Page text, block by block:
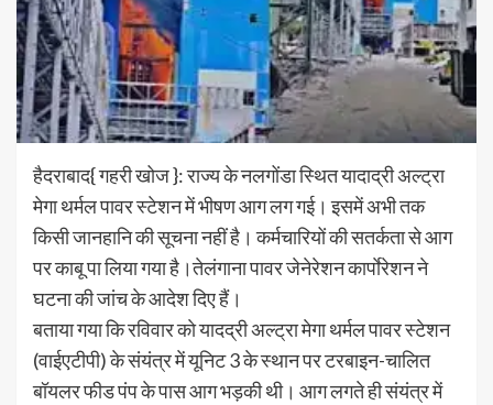
हैदराबाद{ गहरी खोज }: राज्य के नलगोंडा स्थित यादाद्री अल्ट्रा
मेगा थर्मल पावर स्टेशन में भीषण आग लग गई। इसमें अभी तक
किसी जानहानि की सूचना नहीं है। कर्मचारियों की सतर्कता से आग
पर काबू पा लिया गया है।तेलंगाना पावर जेनेरेशन कार्पाेरेशन ने
घटना की जांच के आदेश दिए हैं।
बताया गया कि रविवार काे यादद्री अल्ट्रा मेगा थर्मल पावर स्टेशन
(वाईएटीपी) के संयंत्र में यूनिट 3 के स्थान पर टरबाइन-चालित
बॉयलर फीड पंप के पास आग भड़की थी। आग लगते ही संयंत्र में